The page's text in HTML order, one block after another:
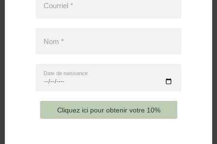
ont la possibilité de laisser un avis.
Courriel *
Nom *
Date de naissance
Cliquez ici pour obtenir votre 10%